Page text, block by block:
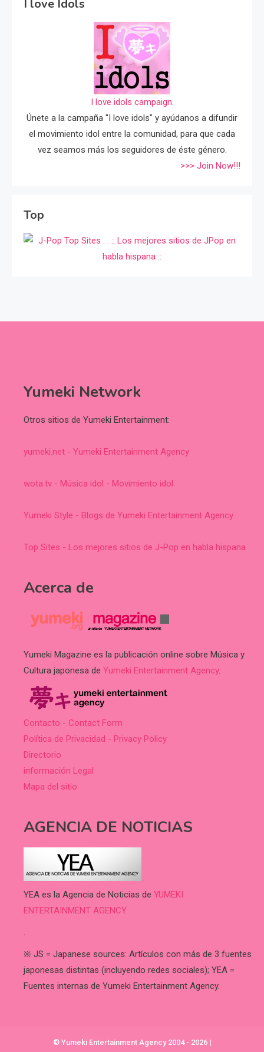
I love Idols
I love idols campaign.
Únete a la campaña "I love idols" y ayúdanos a difundir
el movimiento idol entre la comunidad, para que cada
vez seamos más los seguidores de éste género.
>>> Join Now!!!
Top
Yumeki Network
Otros sitios de Yumeki Entertainment:
yumeki.net - Yumeki Entertainment Agency
wota.tv - Música idol - Movimiento idol
Yumeki Style - Blogs de Yumeki Entertainment Agency
Top Sites - Los mejores sitios de J-Pop en habla hispana
Acerca de
Yumeki Magazine es la publicación online sobre Música y
Cultura japonesa de Yumeki Entertainment Agency.
Contacto - Contact Form
Política de Privacidad - Privacy Policy
Directorio
información Legal
Mapa del sitio
AGENCIA DE NOTICIAS
YEA es la Agencia de Noticias de YUMEKI
ENTERTAINMENT AGENCY.
.
※ JS = Japanese sources: Artículos con más de 3 fuentes
japonesas distintas (incluyendo redes sociales); YEA =
Fuentes internas de Yumeki Entertainment Agency.
© Yumeki Entertainment Agency 2004 - 2026 |